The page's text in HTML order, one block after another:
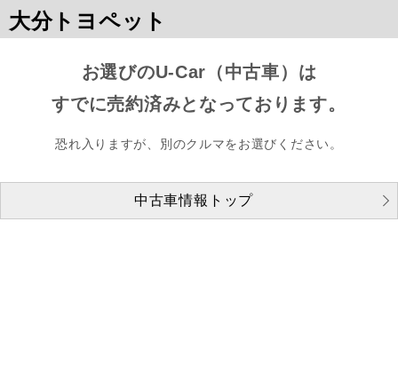
大分トヨペット
お選びのU-Car（中古車）は
すでに売約済みとなっております。
恐れ入りますが、別のクルマをお選びください。
中古車情報トップ